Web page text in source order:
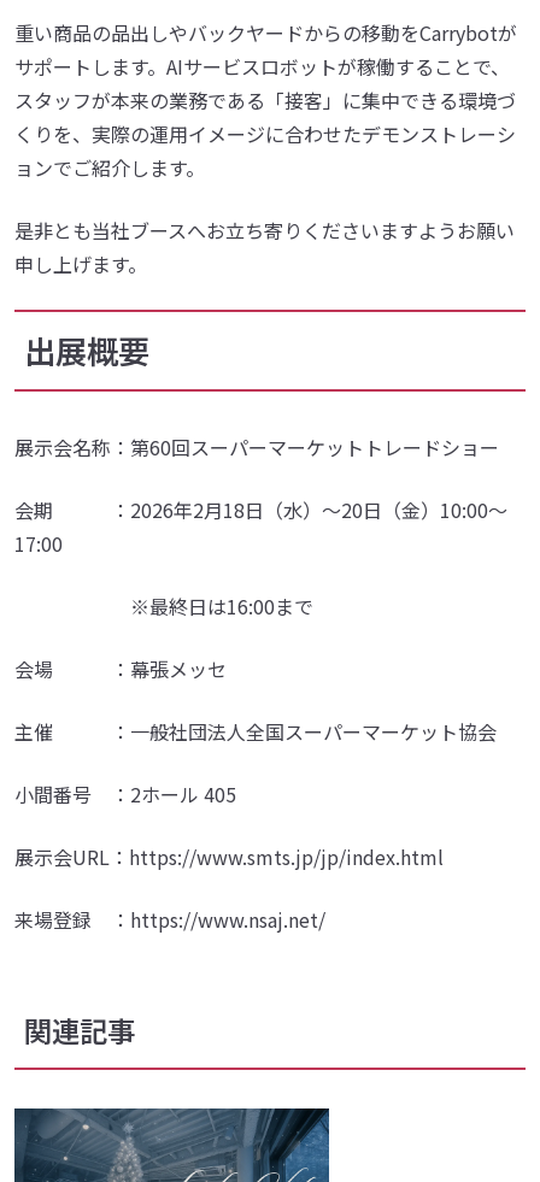
重い商品の品出しやバックヤードからの移動をCarrybotが
サポートします。AIサービスロボットが稼働することで、
スタッフが本来の業務である「接客」に集中できる環境づ
くりを、実際の運用イメージに合わせたデモンストレーシ
ョンでご紹介します。
是非とも当社ブースへお立ち寄りくださいますようお願い
申し上げます。
出展概要
展示会名称：第60回スーパーマーケットトレードショー
会期 ：2026年2月18日（水）～20日（金）10:00〜
17:00
※最終日は16:00まで
会場 ：幕張メッセ
主催 ：一般社団法人全国スーパーマーケット協会
小間番号 ：2ホール 405
展示会URL：https://www.smts.jp/jp/index.html
来場登録 ：https://www.nsaj.net/
関連記事